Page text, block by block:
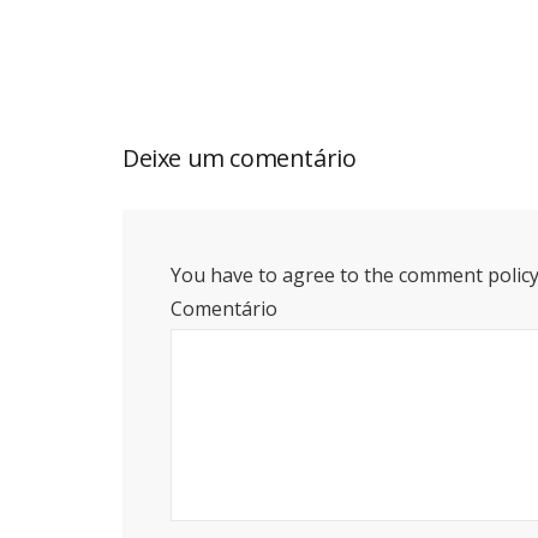
Deixe um comentário
You have to agree to the comment
Comentário